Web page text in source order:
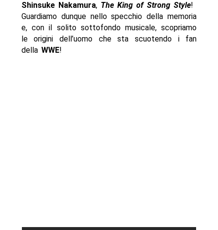
Shinsuke Nakamura, The King of Strong Style!
Guardiamo dunque nello specchio della memoria
e, con il solito sottofondo musicale, scopriamo
le origini dell’uomo che sta scuotendo i fan
della WWE!